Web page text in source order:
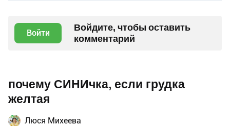
Войти
Войдите, чтобы оставить
комментарий
почему СИНИчка, если грудка
желтая
Люся Михеева